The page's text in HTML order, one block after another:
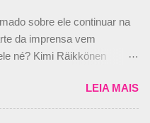
de Bruno Senna em
nós recebemos uma oferta
Audetto. “Mas depois de ter
dizendo ainda que
o filho do tricampeão
sobre ele continuar na
da imprensa vem
né? Kimi Räikkönen
my contract so that’s
not true." #Kimi7 #EifelGP
LEIA MAIS